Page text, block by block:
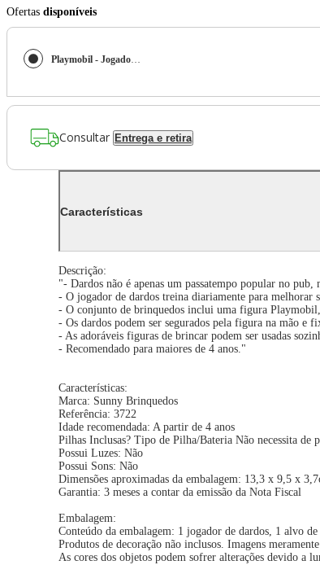
Ofertas disponíveis
Playmobil - Jogador De Dardos - Special Plus 71165
Consultar Entrega e retira
Características
Descrição:
"- Dardos não é apenas um passatempo popular no pub,
- O jogador de dardos treina diariamente para melhorar
- O conjunto de brinquedos inclui uma figura
- Os dardos podem ser segurados pela figura na mão e
- As adoráveis figuras de brincar podem ser usadas
- Recomendado para maiores de 4 anos."
Características:
Marca: Sunny Brinquedos
Referência: 3722
Idade recomendada: A partir de 4 anos
Pilhas Inclusas? Tipo de Pilha/Bateria Não necessita de
Possui Luzes: Não
Possui Sons: Não
Dimensões aproximadas da embalagem: 13,3 x 9,5 x
Garantia: 3 meses a contar da emissão da Nota Fiscal
Embalagem:
Conteúdo da embalagem: 1 jogador de dardos, 1 alvo
Produtos de decoração não inclusos. Imagens
As cores dos objetos podem sofrer alterações devido a